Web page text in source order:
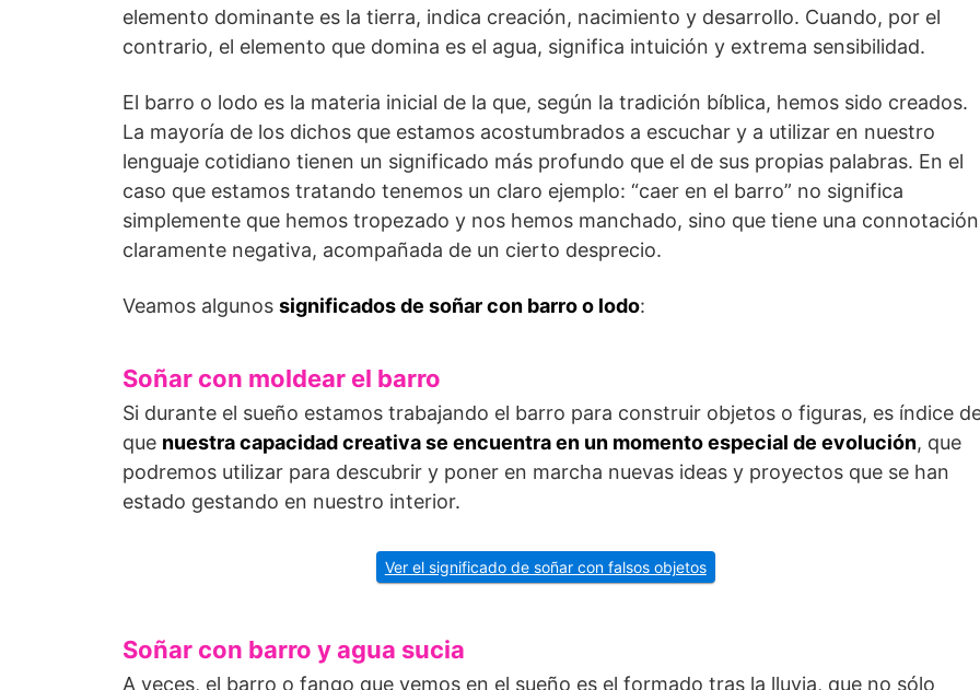
elemento dominante es la tierra, indica creación, nacimiento y desarrollo. Cuando, por el
contrario, el elemento que domina es el agua, significa intuición y extrema sensibilidad.
El barro o lodo es la materia inicial de la que, según la tradición bíblica, hemos sido creados.
La mayoría de los dichos que estamos acostumbrados a escuchar y a utilizar en nuestro
lenguaje cotidiano tienen un significado más profundo que el de sus propias palabras. En el
caso que estamos tratando tenemos un claro ejemplo: “caer en el barro” no significa
simplemente que hemos tropezado y nos hemos manchado, sino que tiene una connotación
claramente negativa, acompañada de un cierto desprecio.
Veamos algunos significados de soñar con barro o lodo:
Soñar con moldear el barro
Si durante el sueño estamos trabajando el barro para construir objetos o figuras, es índice
que nuestra capacidad creativa se encuentra en un momento especial de evolución, que
podremos utilizar para descubrir y poner en marcha nuevas ideas y proyectos que se han
estado gestando en nuestro interior.
Ver el significado de soñar con falsos objetos
Soñar con barro y agua sucia
A veces, el barro o fango que vemos en el sueño es el formado tras la lluvia, que no sólo